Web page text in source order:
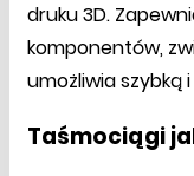
druku 3D.
komponentów,
umożliwia szybką
Taśmociągi